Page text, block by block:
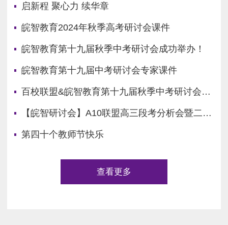
启新程 聚心力 续华章
皖智教育2024年秋季高考研讨会课件
皖智教育第十九届秋季中考研讨会成功举办！
皖智教育第十九届中考研讨会专家课件
百校联盟&皖智教育第十九届秋季中考研讨会之 2025 年安徽省中考科学备考策略研讨暨毕业班管理经验交流会邀请函
【皖智研讨会】A10联盟高三段考分析会暨二轮备考研讨会
第四十个教师节快乐
查看更多